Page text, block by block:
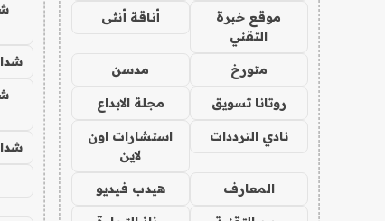
موقع خبرة
التقني
أناقة أنثى
متورخ مدسن
روتانا تسويق مجلة الابداع
نادي الترددات
استشارات اون
لاين
المعارف هيدب فيديو